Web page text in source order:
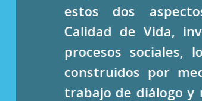
estos dos
Calidad de Vida,
procesos sociales,
construidos por
trabajo de diálogo y